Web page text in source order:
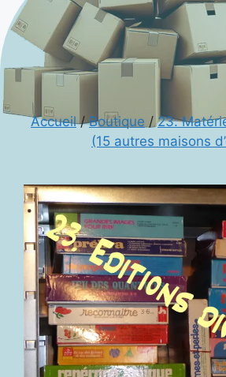
Accueil/Boutique /23.
(15 autres maisons